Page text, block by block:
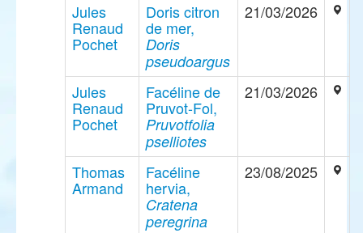
Jules
Renaud
Pochet
Doris citron
de mer,
Doris
pseudoargus
21/03/2026
Jules
Renaud
Pochet
Facéline de
Pruvot-Fol,
Pruvotfolia
pselliotes
21/03/2026
Thomas
Armand
Facéline
hervia,
Cratena
peregrina
23/08/2025